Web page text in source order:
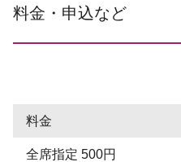
料金・申込など
料金
全席指定 500円